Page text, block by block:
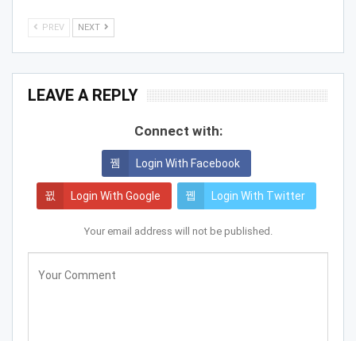
PREV NEXT
LEAVE A REPLY
Connect with:
Login With Facebook
Login With Google Login With Twitter
Your email address will not be published.